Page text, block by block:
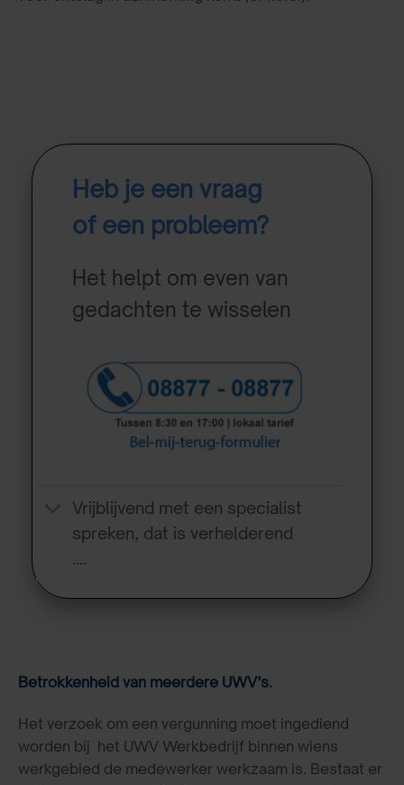
Heb je een vraag
of een probleem?
Het helpt om even van
gedachten te wisselen
Vrijblijvend met een specialist
spreken, dat is verhelderend
….
Betrokkenheid van meerdere UWV’s.
Het verzoek om een vergunning moet ingediend
worden bij het UWV Werkbedrijf binnen wiens
werkgebied de medewerker werkzaam is. Bestaat er